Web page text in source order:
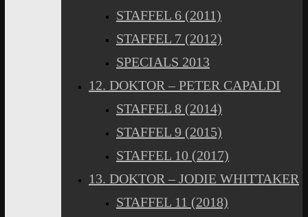
STAFFEL 6 (2011)
STAFFEL 7 (2012)
SPECIALS 2013
12. DOKTOR – PETER CAPALDI
STAFFEL 8 (2014)
STAFFEL 9 (2015)
STAFFEL 10 (2017)
13. DOKTOR – JODIE WHITTAKER
STAFFEL 11 (2018)